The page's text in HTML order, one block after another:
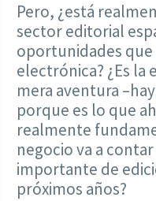
Pero, ¿está
sector editorial
oportunidades
electrónica? ¿Es la
mera aventura
porque es lo que
realmente
negocio va a
importante de
próximos años?